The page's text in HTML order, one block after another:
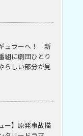
ュラーへ！ 新
組に劇団ひとり
らしい部分が見
ー】原発事故描